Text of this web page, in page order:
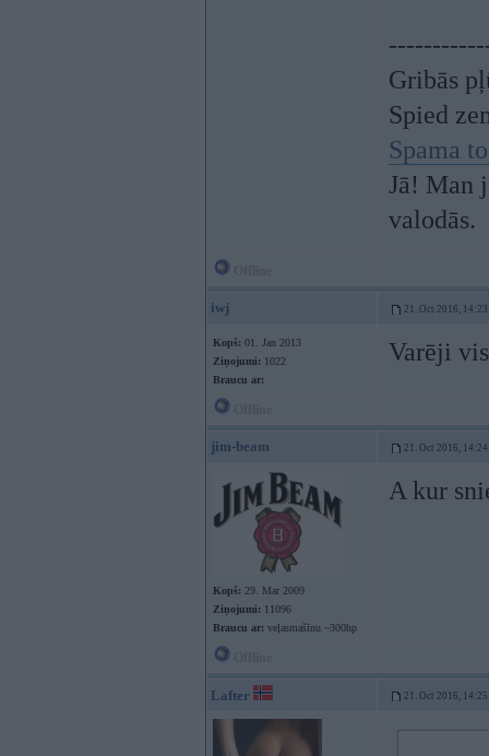
Gribās
Spied
Spama
Jā! Man
valodās.
iwj 21. Oct 2016, 14:23
Kopš: 01. Jan 2013
Ziņojumi: 1022
Braucu ar:
Varēji
jim-beam 21. Oct 2016, 14:24
Kopš: 29. Mar 2009
Ziņojumi: 11096
Braucu ar: veļasmašīnu ~300hp
A kur
Lafter 21. Oct 2016, 14:25